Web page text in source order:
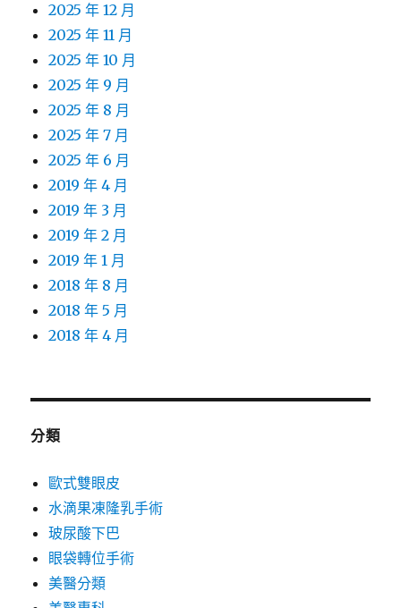
2025 年 12 月
2025 年 11 月
2025 年 10 月
2025 年 9 月
2025 年 8 月
2025 年 7 月
2025 年 6 月
2019 年 4 月
2019 年 3 月
2019 年 2 月
2019 年 1 月
2018 年 8 月
2018 年 5 月
2018 年 4 月
分類
歐式雙眼皮
水滴果凍隆乳手術
玻尿酸下巴
眼袋轉位手術
美醫分類